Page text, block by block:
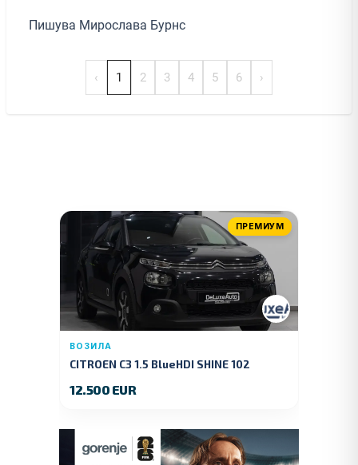
Пишува Мирослава Бурнс
‹ 1 2 3 4 5 6 ›
ПРЕМИУМ
ВОЗИЛА
CITROEN C3 1.5 BlueHDI SHINE 102
12.500 EUR